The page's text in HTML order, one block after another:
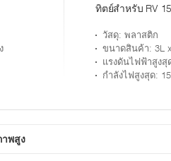
ทิตย์สําหรับ RV
วัสดุ: พลาสติก
ขนาดสินค้า: 3L
แรงดันไฟฟ้าสูงสุ
กำลังไฟสูงสุด:
พสูง